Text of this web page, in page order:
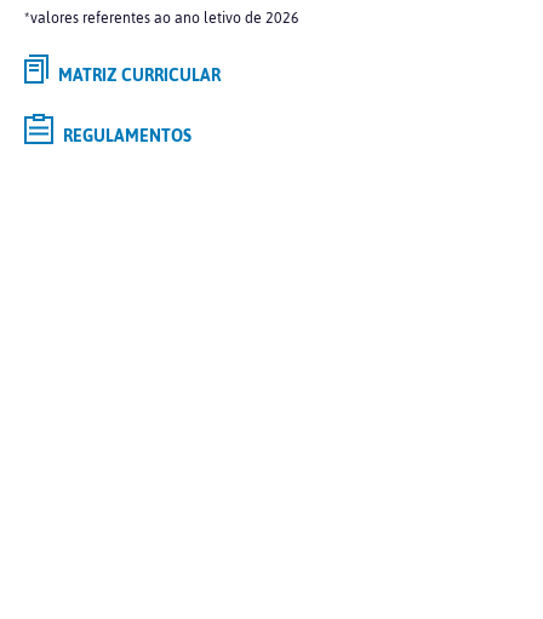
*valores referentes ao ano letivo de 2026
MATRIZ CURRICULAR
REGULAMENTOS